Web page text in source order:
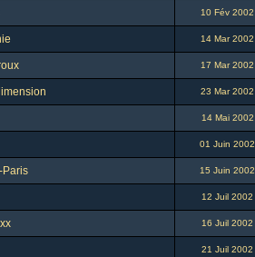
10 Fév 2002
14 Mar 2002
17 Mar 2002
23 Mar 2002
14 Mai 2002
01 Juin 2002
15 Juin 2002
12 Juil 2002
16 Juil 2002
21 Juil 2002